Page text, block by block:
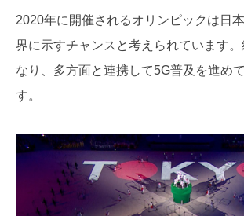
2020年に開催されるオリンピックは日
界に示すチャンスと考えられています
なり、多方面と連携して5G普及を進め
す。